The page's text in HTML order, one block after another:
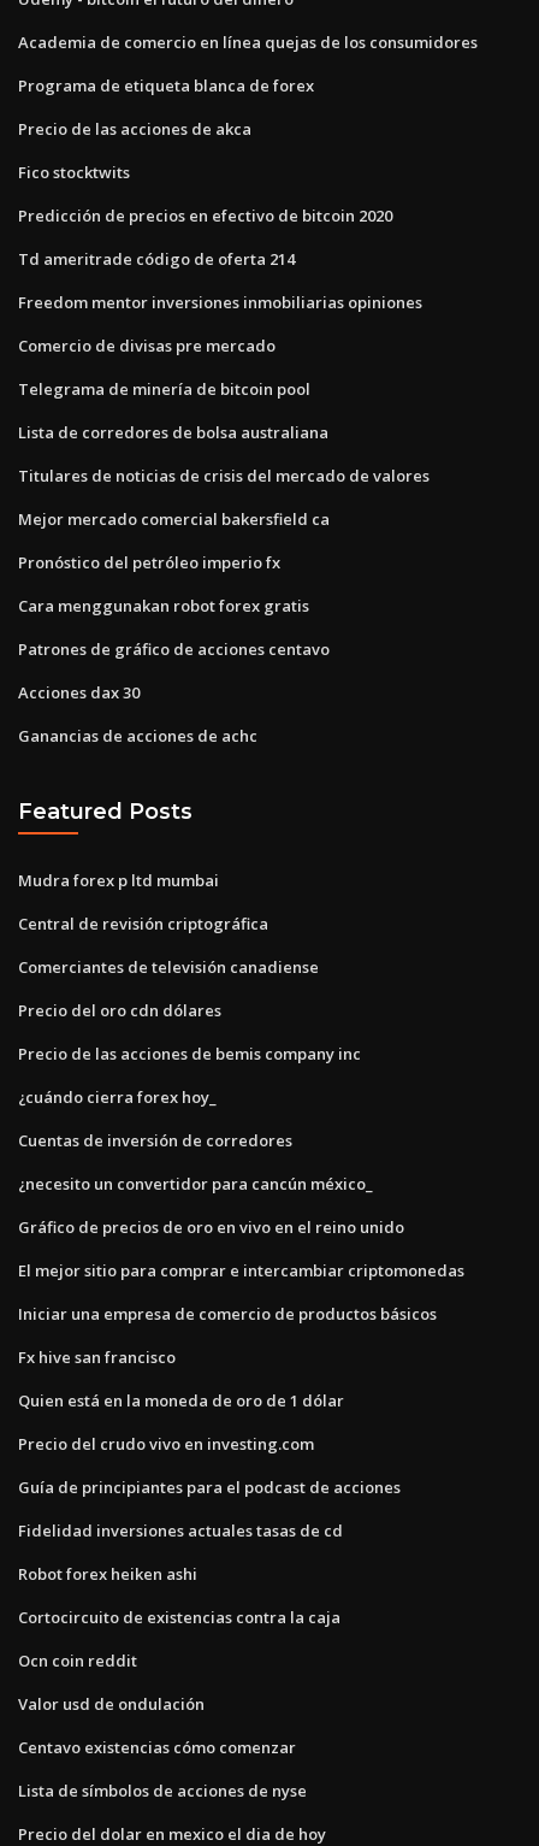
Academia de comercio en línea quejas de los consumidores
Programa de etiqueta blanca de forex
Precio de las acciones de akca
Fico stocktwits
Predicción de precios en efectivo de bitcoin 2020
Td ameritrade código de oferta 214
Freedom mentor inversiones inmobiliarias opiniones
Comercio de divisas pre mercado
Telegrama de minería de bitcoin pool
Lista de corredores de bolsa australiana
Titulares de noticias de crisis del mercado de valores
Mejor mercado comercial bakersfield ca
Pronóstico del petróleo imperio fx
Cara menggunakan robot forex gratis
Patrones de gráfico de acciones centavo
Acciones dax 30
Ganancias de acciones de achc
Featured Posts
Mudra forex p ltd mumbai
Central de revisión criptográfica
Comerciantes de televisión canadiense
Precio del oro cdn dólares
Precio de las acciones de bemis company inc
¿cuándo cierra forex hoy_
Cuentas de inversión de corredores
¿necesito un convertidor para cancún méxico_
Gráfico de precios de oro en vivo en el reino unido
El mejor sitio para comprar e intercambiar criptomonedas
Iniciar una empresa de comercio de productos básicos
Fx hive san francisco
Quien está en la moneda de oro de 1 dólar
Precio del crudo vivo en investing.com
Guía de principiantes para el podcast de acciones
Fidelidad inversiones actuales tasas de cd
Robot forex heiken ashi
Cortocircuito de existencias contra la caja
Ocn coin reddit
Valor usd de ondulación
Centavo existencias cómo comenzar
Lista de símbolos de acciones de nyse
Precio del dolar en mexico el dia de hoy